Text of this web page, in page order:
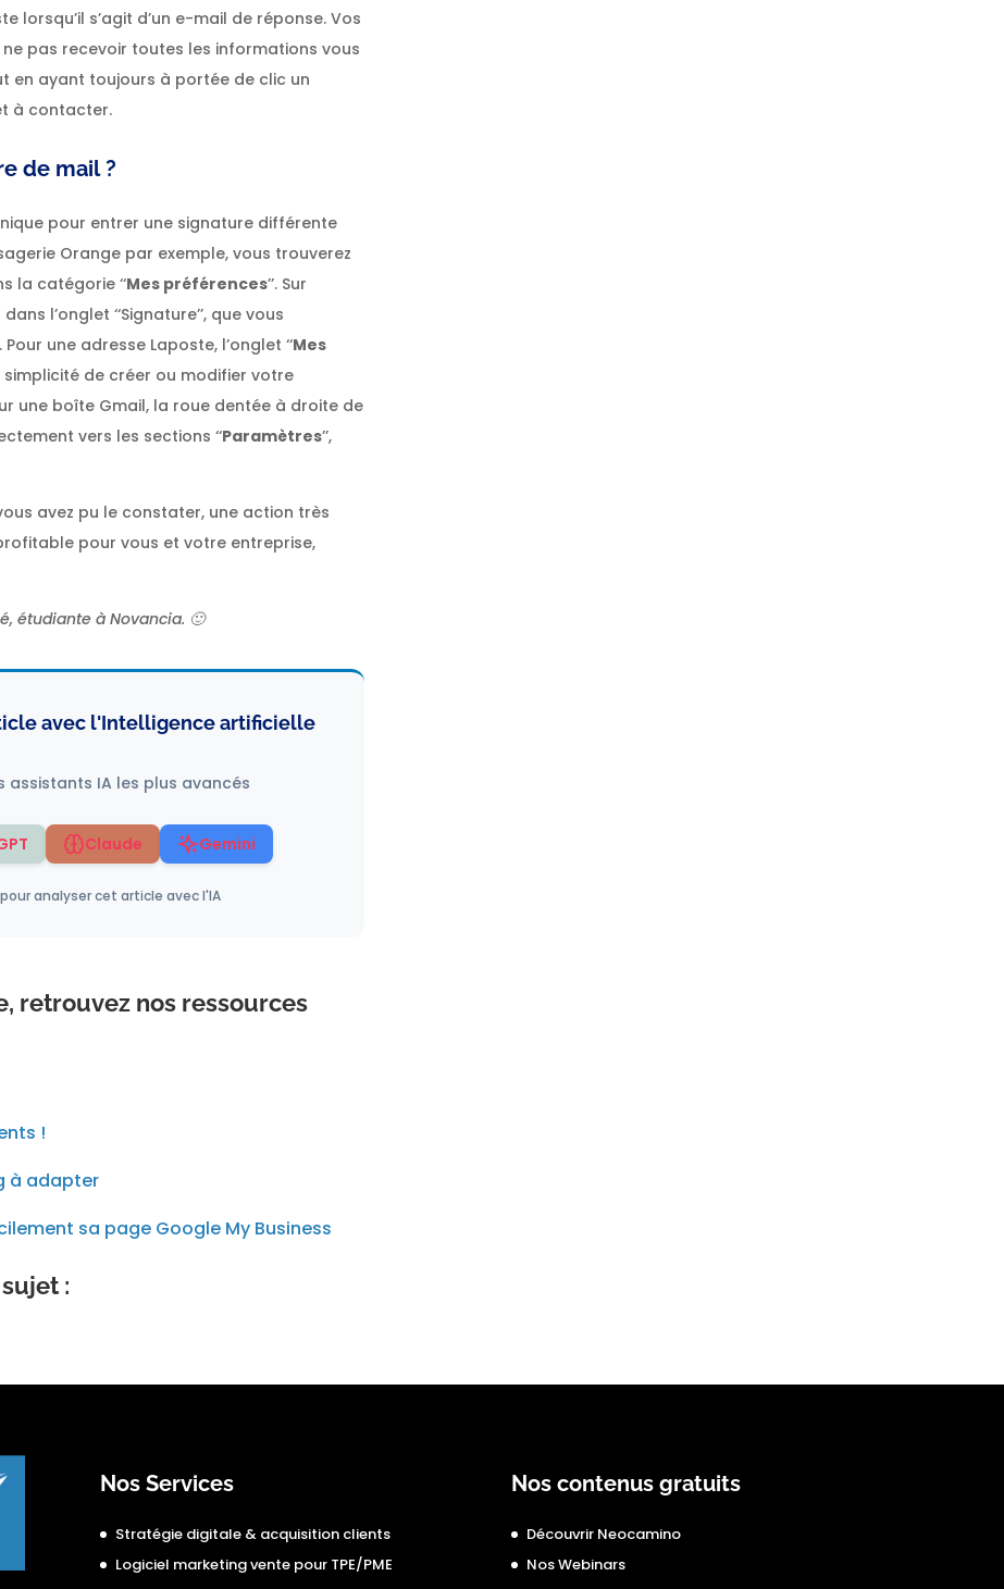
lorsqu’il s’agit d’un e-mail de réponse. Vos
pas recevoir toutes les informations vous
en ayant toujours à portée de clic un
à contacter.
de mail ?
pour entrer une signature différente
Orange par exemple, vous trouverez
la catégorie ‘‘Mes préférences’’. Sur
l’onglet ‘‘Signature’’, que vous
Pour une adresse Laposte, l’onglet ‘‘Mes
simplicité de créer ou modifier votre
une boîte Gmail, la roue dentée à droite de
vers les sections ‘‘Paramètres’’,
avez pu le constater, une action très
pour vous et votre entreprise,
étudiante à Novancia. 🙂
avec l'Intelligence artificielle
assistants IA les plus avancés
Claude Gemini
analyser cet article avec l'IA
retrouvez nos ressources
!
à adapter
sa page Google My Business
:
Nos Services
Stratégie digitale & acquisition clients
Logiciel marketing vente pour TPE/PME
Nos contenus gratuits
Découvrir Neocamino
Nos Webinars